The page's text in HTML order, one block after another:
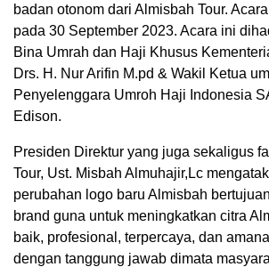
00:00
badan otonom dari Almisbah Tour.
pada 30 September 2023. Acara ini
Bina Umrah dan Haji Khusus
Drs. H. Nur Arifin M.pd & Wakil Ketua
Penyelenggara Umroh Haji Indonesia
Edison.
Presiden Direktur yang juga sekaligus
Tour, Ust. Misbah Almuhajir,Lc
perubahan logo baru Almisbah
brand guna untuk meningkatkan citra
baik, profesional, terpercaya, dan
dengan tanggung jawab dimata